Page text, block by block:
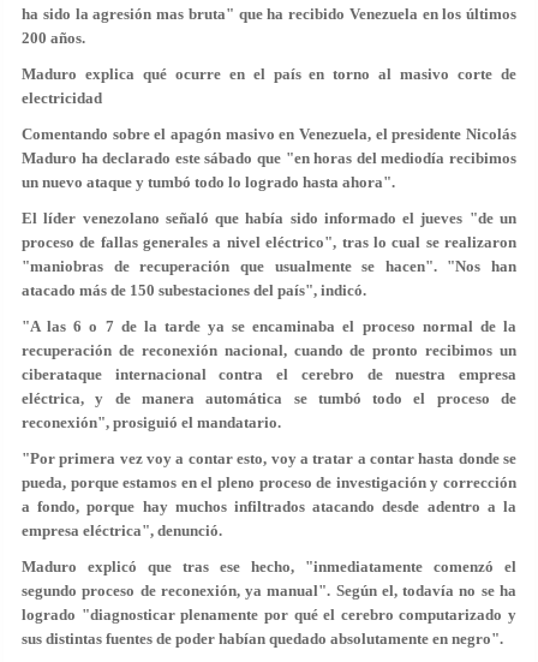
ha sido la agresión mas bruta" que ha recibido Venezuela en los últimos
200 años.
Maduro explica qué ocurre en el país en torno al masivo corte de
electricidad
Comentando sobre el apagón masivo en Venezuela, el presidente Nicolás
Maduro ha declarado este sábado que "en horas del mediodía recibimos
un nuevo ataque y tumbó todo lo logrado hasta ahora".
El líder venezolano señaló que había sido informado el jueves "de un
proceso de fallas generales a nivel eléctrico", tras lo cual se realizaron
"maniobras de recuperación que usualmente se hacen". "Nos han
atacado más de 150 subestaciones del país", indicó.
"A las 6 o 7 de la tarde ya se encaminaba el proceso normal de la
recuperación de reconexión nacional, cuando de prontorecibimos un
ciberataque internacional contra el cerebro de nuestra empresa
eléctrica, y de manera automática se tumbó todo el proceso de
reconexión", prosiguió el mandatario.
"Por primera vez voy a contar esto, voy a tratar a contar hasta donde se
pueda, porque estamos en el pleno proceso de investigación y corrección
a fondo, porque hay muchos infiltrados atacando desde adentro a la
empresa eléctrica", denunció.
Maduro explicó que tras ese hecho, "inmediatamente comenzó el
segundo proceso de reconexión, ya manual". Según el, todavía no se ha
logrado "diagnosticar plenamente por qué el cerebro computarizado y
sus distintas fuentes de poder habían quedado absolutamente en negro".